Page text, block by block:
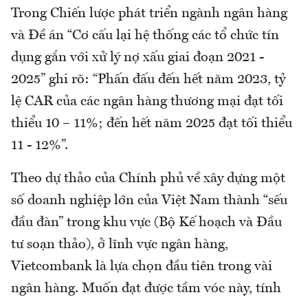
Trong Chiến lược phát triển ngành ngân hàng
và Đề án “Cơ cấu lại hệ thống các tổ chức tín
dụng gắn với xử lý nợ xấu giai đoạn 2021 -
2025” ghi rõ: “Phấn đấu đến hết năm 2023, tỷ
lệ CAR của các ngân hàng thương mại đạt tối
thiểu 10 – 11%; đến hết năm 2025 đạt tối thiểu
11 - 12%”.
Theo dự thảo của Chính phủ về xây dựng một
số doanh nghiệp lớn của Việt Nam thành “sếu
đầu đàn” trong khu vực (Bộ Kế hoạch và Đầu
tư soạn thảo), ở lĩnh vực ngân hàng,
Vietcombank là lựa chọn đầu tiên trong vài
ngân hàng. Muốn đạt được tầm vóc này, tính